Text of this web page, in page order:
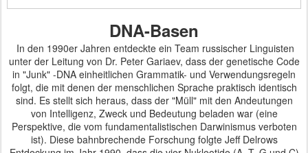
DNA-Basen
In den 1990er Jahren entdeckte ein Team russischer Linguisten
unter der Leitung von Dr. Peter Gariaev, dass der genetische Code
in "Junk" -DNA einheitlichen Grammatik- und Verwendungsregeln
folgt, die mit denen der menschlichen Sprache praktisch identisch
sind. Es stellt sich heraus, dass der "Müll" mit den Andeutungen
von Intelligenz, Zweck und Bedeutung beladen war (eine
Perspektive, die vom fundamentalistischen Darwinismus verboten
ist). Diese bahnbrechende Forschung folgte Jeff Delrows